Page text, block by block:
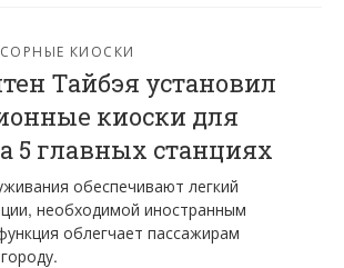
КИОСКИ
Тайбэя установил
киоски для
5 главных станциях
обеспечивают легкий
необходимой иностранным
облегчает пассажирам